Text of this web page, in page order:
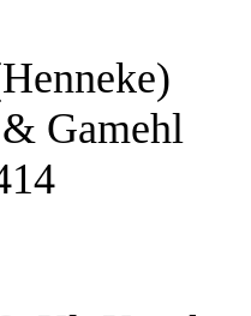
Gamehl